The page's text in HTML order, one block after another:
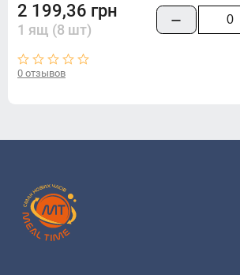
2 199,36 грн
1 ящ (8 шт)
0 отзывов